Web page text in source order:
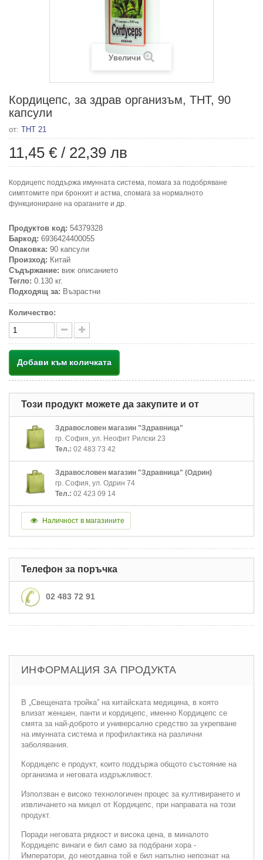
Увеличи
Кордицепс, за здрав организъм, ТНТ, 90
капсули
от: ТНТ 21
11,45 € / 22,39 лв
Кордицепс поддържа имунната система, помага за подобряване
симптомите при бронхит и астма, спомага за нормалното
функциониране на ораганите и др.
Продуктов код: 54379328
Баркод: 6936424400055
Опаковка: 90 капсули
Произход: Китай
Съдържание: виж описанието
Тегло: 0.130 кг.
Подходящ за: Възрастни
Количество:
Добави към количката
Този продукт можете да закупите и от
Здравословен магазин "Здравница"
гр. София, ул. Неофит Рилски 23
Тел.: 02 483 73 42
Здравословен магазин "Здравница" (Одрин)
гр. София, ул. Одрин 74
Тел.: 02 423 09 14
Наличност в магазините
Телефон за поръчка
02 483 72 91
ИНФОРМАЦИЯ ЗА ПРОДУКТА
В „Свещената тройка” на китайската медицина, в която
влизат женшен, панти и кордицепс, именно Кордицепс се
смята за най-доброто и универсално средство за укрепване
на имунната система и профилактика на различни
заболявания.
Кордицепс е продукт, които поддържа общото състояние на
организма и неговата издръжливост.
Използван е високо технологичен процес за култивирането и
извличането на мицел от Кордицепс, при направата на този
продукт.
Поради неговата рядкост и висока цена, в миналото
Кордицепс винаги е бил само за подбрани хора -
Императори, до неотдавна той е бил напълно непознат на